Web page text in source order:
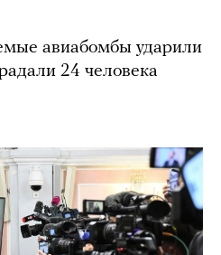
авиабомбы ударили
24 человека